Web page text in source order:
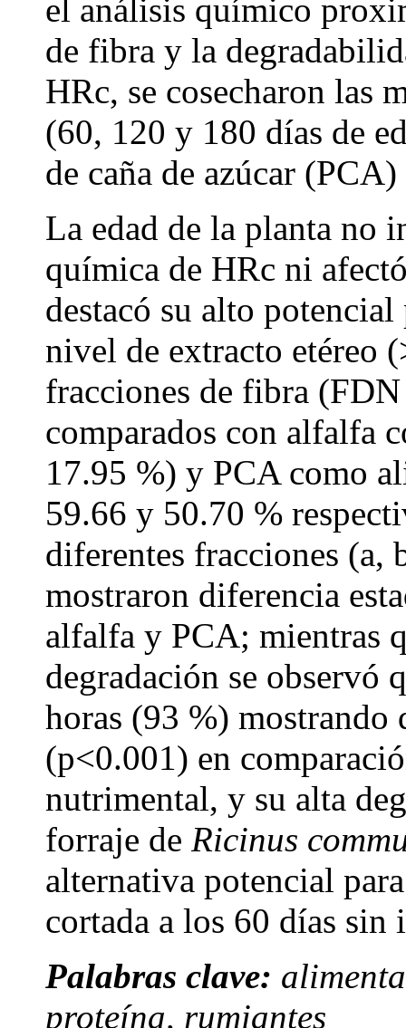
el análisis químico
de fibra y la
HRc, se cosecharon las
(60, 120 y 180 días de
de caña de azúcar
La edad de la planta no
química de HRc ni
destacó su alto
nivel de extracto etéreo
fracciones de fibra
comparados con alfalfa
17.95 %) y PCA como
59.66 y 50.70 %
diferentes fracciones (a,
mostraron diferencia
alfalfa y PCA; mientras
degradación se observó
horas (93 %) mostrando
(p<0.001) en
nutrimental, y su alta
forraje de Ricinus
alternativa potencial
cortada a los 60 días sin
Palabras clave:
proteína, rumiantes